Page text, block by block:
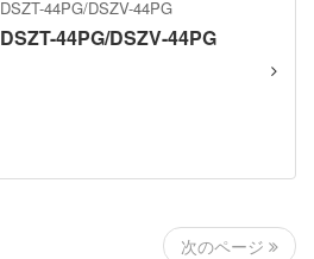
DSZT-44PG/DSZV-44PG
DSZT-44PG/DSZV-44PG
次のページ